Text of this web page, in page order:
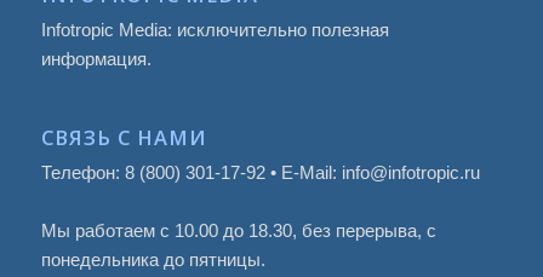
Infotropic Media: исключительно полезная
информация.
СВЯЗЬ С НАМИ
Телефон: 8 (800) 301-17-92 • E-Mail: info@infotropic.ru
Мы работаем с 10.00 до 18.30, без перерыва, с
понедельника до пятницы.